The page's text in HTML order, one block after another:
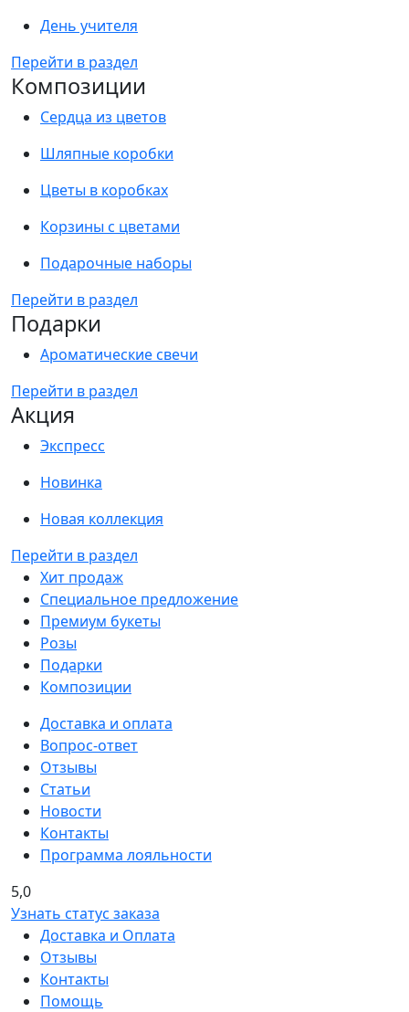
День учителя
Перейти в раздел
Композиции
Сердца из цветов
Шляпные коробки
Цветы в коробках
Корзины с цветами
Подарочные наборы
Перейти в раздел
Подарки
Ароматические свечи
Перейти в раздел
Акция
Экспресс
Новинка
Новая коллекция
Перейти в раздел
Хит продаж
Специальное предложение
Премиум букеты
Розы
Подарки
Композиции
Доставка и оплата
Вопрос-ответ
Отзывы
Статьи
Новости
Контакты
Программа лояльности
5,0
Узнать статус заказа
Доставка и Оплата
Отзывы
Контакты
Помощь